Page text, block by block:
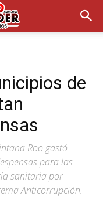
de
Roo gastó
para las
sanitaria por
Anticorrupción.